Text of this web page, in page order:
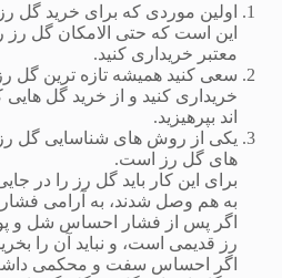
اولین موردی که برای خرید گل رز
این است که حتی الامکان گل
معتبر خریداری کنید.
سعی کنید همیشه تازه ترین گل
خریداری کنید و از خرید گل
اند بپرهیزید.
یکی از روش های شناسایی گل
های گل رز است.
برای این کار باید گل رز را در
به هم وصل شدند، به آرامی فشار
اگر پس از فشار احساس شل و
رز قدیمی است، و نباید آن را
اگر احساس سفت و محکمی